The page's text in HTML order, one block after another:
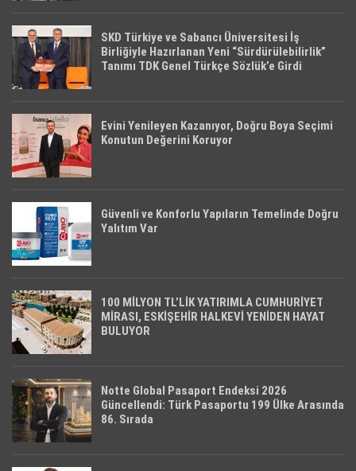
SKD Türkiye ve Sabancı Üniversitesi İş
Birliğiyle Hazırlanan Yeni “Sürdürülebilirlik”
Tanımı TDK Genel Türkçe Sözlük’e Girdi
Evini Yenileyen Kazanıyor, Doğru Boya Seçimi
Konutun Değerini Koruyor
Güvenli ve Konforlu Yapıların Temelinde Doğru
Yalıtım Var
100 MİLYON TL’LİK YATIRIMLA CUMHURİYET
MİRASI, ESKİŞEHİR HALKEVİ YENİDEN HAYAT
BULUYOR
Notte Global Pasaport Endeksi 2026
Güncellendi: Türk Pasaportu 199 Ülke Arasında
86. Sırada